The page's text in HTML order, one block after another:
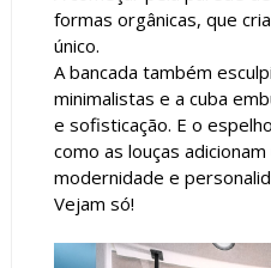
formas orgânicas, que
único.
A bancada também
minimalistas e a cuba
e sofisticação. E o
como as louças
modernidade e
Vejam só!